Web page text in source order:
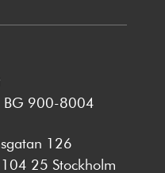
900-8004
126
25 Stockholm